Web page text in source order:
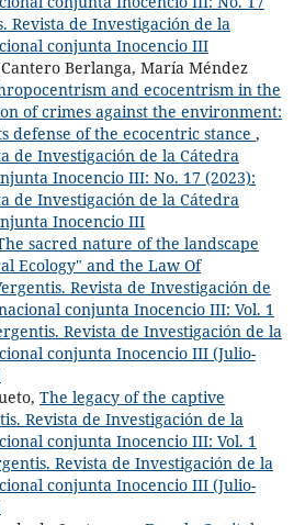
Revista de Investigación de la
conjunta Inocencio III
Berlanga, María Méndez
and ecocentrism in the
of crimes against the environment:
defense of the ecocentric stance ,
de Investigación de la Cátedra
Inocencio III: No. 17 (2023):
de Investigación de la Cátedra
Inocencio III
sacred nature of the landscape
Ecology" and the Law Of
Revista de Investigación de
conjunta Inocencio III: Vol. 1
Revista de Investigación de la
conjunta Inocencio III (Julio-
The legacy of the captive
Revista de Investigación de la
conjunta Inocencio III: Vol. 1
Revista de Investigación de la
conjunta Inocencio III (Julio-